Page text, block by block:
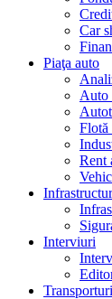
Car
Piaţa auto
Auto
Flotă
Rent
Interviuri
Transporturi